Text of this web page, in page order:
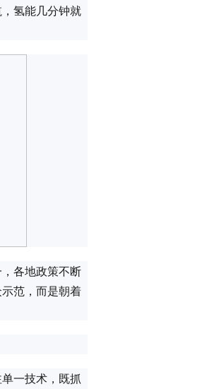
氢能几分钟就
各地政策不断
范，而是朝着
一技术，既抓